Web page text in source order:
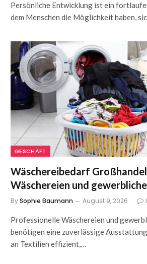
Persönliche Entwicklung ist ein
dem Menschen die Möglichkeit haben,
GESCHÄFT
Wäschereibedarf
Wäschereien und
BySophie Baumann August 9, 2026
Professionelle Wäschereien und
benötigen eine zuverlässige
an Textilien effizient,…